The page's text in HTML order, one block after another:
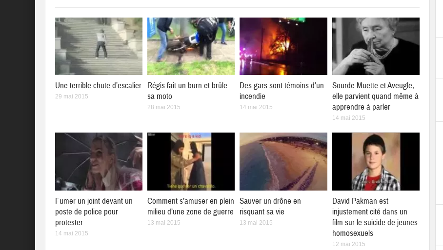
Une terrible chute d’escalier
29 mai 2015
Régis fait un burn et brûle
sa moto
28 mai 2015
Des gars sont témoins d’un
incendie
14 mai 2015
Sourde Muette et Aveugle,
elle parvient quand même à
apprendre à parler
14 mai 2015
Fumer un joint devant un
poste de police pour
protester
14 mai 2015
Comment s’amuser en plein
milieu d’une zone de guerre
13 mai 2015
Sauver un drône en
risquant sa vie
13 mai 2015
David Pakman est
injustement cité dans un
film sur le suicide de jeunes
homosexuels
12 mai 2015